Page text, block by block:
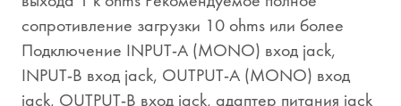
сопротивление загрузки 10 ohms или более
Подключение INPUT-A (MONO) вход jack,
INPUT-B вход jack, OUTPUT-A (MONO) вход
jack, OUTPUT-B вход jack, адаптер питания jack